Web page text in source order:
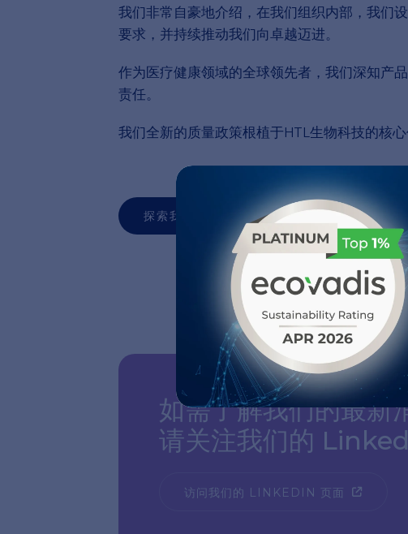
我们非常自豪地介绍，在我们组织内部，我们
要求，并持续推动我们向卓越迈进。
作为医疗健康领域的全球领先者，我们深知产
责任。
我们全新的质量政策根植于HTL生物科技的核心
探索我们的质量政策
如需了解我们的最新
请关注我们的
访问我们的 LINKEDIN 页面